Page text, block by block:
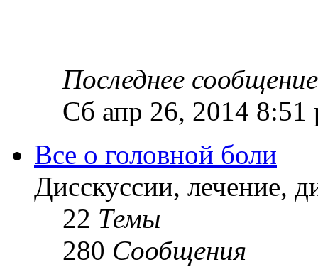
Последнее сообщение
Сб апр 26, 2014 8:51
Все о головной боли
Дисскуссии, лечение,
22 Темы
280 Сообщения